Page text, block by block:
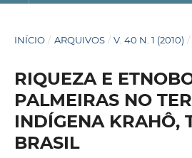
INÍCIO / ARQUIVOS / V. 40 N. 1 (2010) /
RIQUEZA E
PALMEIRAS NO
INDÍGENA KRAHÔ,
BRASIL